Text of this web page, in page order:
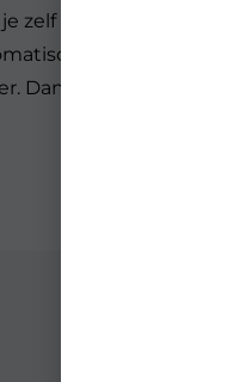
zelf geen condensor
aan op de
Dankzij energieklasse